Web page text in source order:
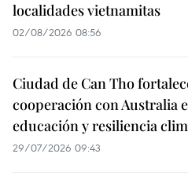
localidades vietnamitas
02/08/2026 08:56
Ciudad de Can Tho
cooperación con Australia
educación y resiliencia
29/07/2026 09:43